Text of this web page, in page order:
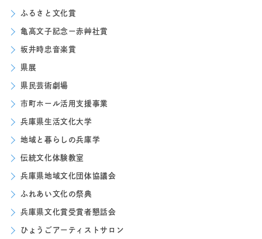
ふるさと文化賞
亀高文子記念ー赤艸社賞
坂井時忠音楽賞
県展
県民芸術劇場
市町ホール活用支援事業
兵庫県生活文化大学
地域と暮らしの兵庫学
伝統文化体験教室
兵庫県地域文化団体協議会
ふれあい文化の祭典
兵庫県文化賞受賞者懇話会
ひょうごアーティストサロン